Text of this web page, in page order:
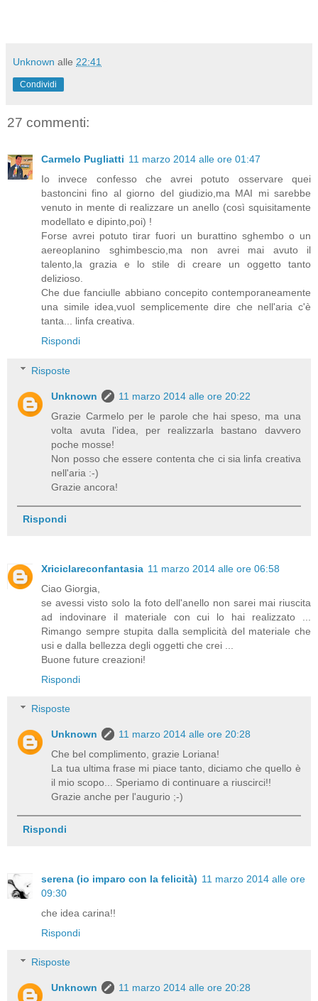
Unknown alle 22:41
Condividi
27 commenti:
Carmelo Pugliatti 11 marzo 2014 alle ore 01:47
Io invece confesso che avrei potuto osservare quei
bastoncini fino al giorno del giudizio,ma MAI mi sarebbe
venuto in mente di realizzare un anello (così squisitamente
modellato e dipinto,poi) !
Forse avrei potuto tirar fuori un burattino sghembo o un
aereoplanino sghimbescio,ma non avrei mai avuto il
talento,la grazia e lo stile di creare un oggetto tanto
delizioso.
Che due fanciulle abbiano concepito contemporaneamente
una simile idea,vuol semplicemente dire che nell'aria c'è
tanta... linfa creativa.
Rispondi
Risposte
Unknown
11 marzo 2014 alle ore 20:22
Grazie Carmelo per le parole che hai speso, ma una
volta avuta l'idea, per realizzarla bastano davvero
poche mosse!
Non posso che essere contenta che ci sia linfa creativa
nell'aria :-)
Grazie ancora!
Rispondi
Xriciclareconfantasia 11 marzo 2014 alle ore 06:58
Ciao Giorgia,
se avessi visto solo la foto dell'anello non sarei mai riuscita
ad indovinare il materiale con cui lo hai realizzato ...
Rimango sempre stupita dalla semplicità del materiale che
usi e dalla bellezza degli oggetti che crei ...
Buone future creazioni!
Rispondi
Risposte
Unknown
11 marzo 2014 alle ore 20:28
Che bel complimento, grazie Loriana!
La tua ultima frase mi piace tanto, diciamo che quello è
il mio scopo... Speriamo di continuare a riuscirci!!
Grazie anche per l'augurio ;-)
Rispondi
serena (io imparo con la felicità) 11 marzo 2014 alle ore
09:30
che idea carina!!
Rispondi
Risposte
Unknown
11 marzo 2014 alle ore 20:28